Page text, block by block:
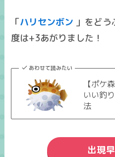
「ハリセンボン 」をど
度は+3あがりました！
あわせて読みたい
【ポケ
いい釣
法
出現